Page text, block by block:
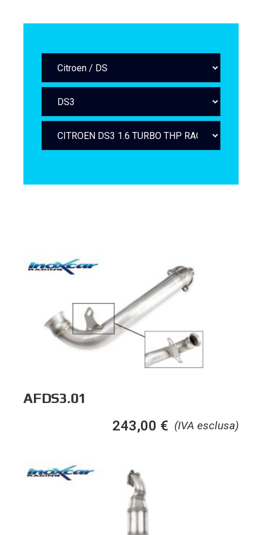
AFDS3.01
(IVA esclusa)
243,00 €